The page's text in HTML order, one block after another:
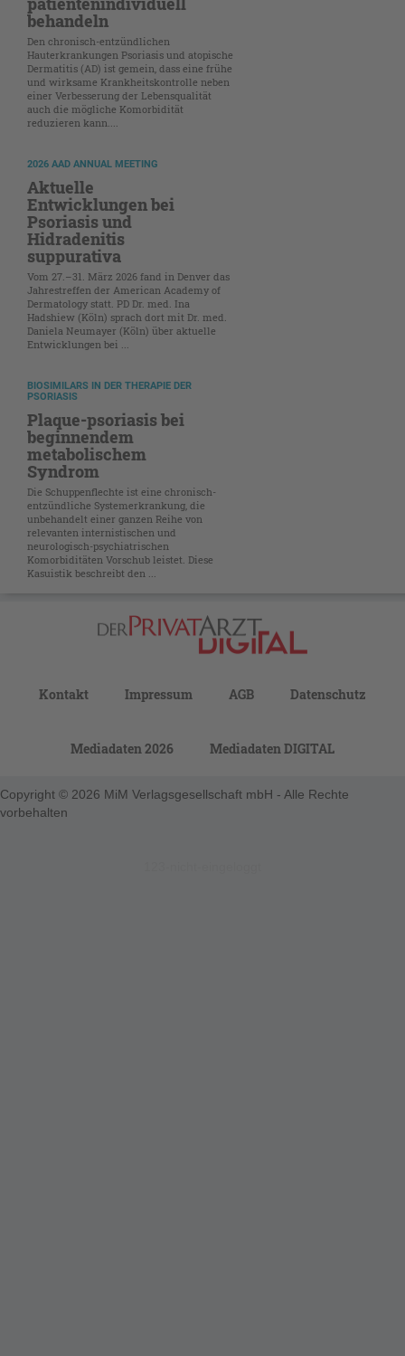
behandeln
Den chronisch-entzündlichen
Hauterkrankungen Psoriasis und atopische
Dermatitis (AD) ist gemein, dass eine frühe
und wirksame Krankheitskontrolle neben
einer Verbesserung der Lebensqualität
auch die mögliche Komorbidität
reduzieren kann....
2026 AAD ANNUAL MEETING
Aktuelle
Entwicklungen bei
Psoriasis und
Hidradenitis
suppurativa
Vom 27.–31. März 2026 fand in Denver das
Jahrestreffen der American Academy of
Dermatology statt. PD Dr. med. Ina
Hadshiew (Köln) sprach dort mit Dr. med.
Daniela Neumayer (Köln) über aktuelle
Entwicklungen bei ...
BIOSIMILARS IN DER THERAPIE DER
PSORIASIS
Plaque-psoriasis bei
beginnendem
metabolischem
Syndrom
Die Schuppenflechte ist eine chronisch-
entzündliche Systemerkrankung, die
unbehandelt einer ganzen Reihe von
relevanten internistischen und
neurologisch-psychiatrischen
Komorbiditäten Vorschub leistet. Diese
Kasuistik beschreibt den ...
Kontakt Impressum AGB Datenschutz
Mediadaten 2026 Mediadaten DIGITAL
Copyright © 2026 MiM Verlagsgesellschaft mbH - Alle Rechte
vorbehalten